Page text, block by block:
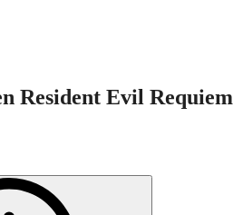
Resident Evil Requiem